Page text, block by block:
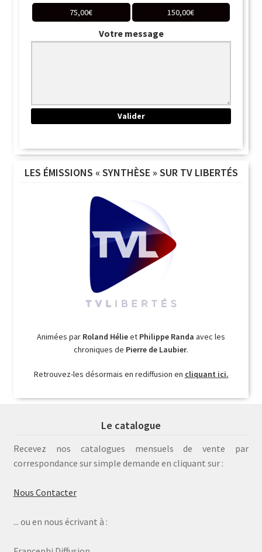
75,00€ 150,00€
Votre message
LES ÉMISSIONS « SYNTHÈSE » SUR TV LIBERTÉS
Animées par Roland Hélieet Philippe Randa avec les
chroniques de Pierre de Laubier.
Retrouvez-les désormais en rediffusion en cliquant ici.
Le catalogue
Recevez nos catalogues mensuels de vente par
correspondance sur simple demande en cliquant sur :
Nous Contacter
... ou en nous écrivant à :